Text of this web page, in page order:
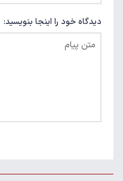
دیدگاه خود را اینجا بنویسید: